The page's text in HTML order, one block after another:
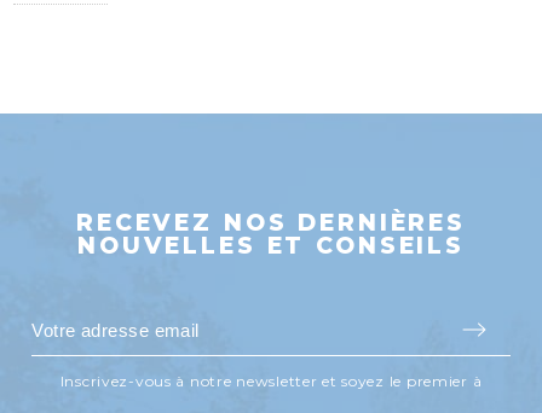
RECEVEZ NOS DERNIÈRES
NOUVELLES ET CONSEILS
Inscrivez-vous à notre newsletter et soyez le premier à